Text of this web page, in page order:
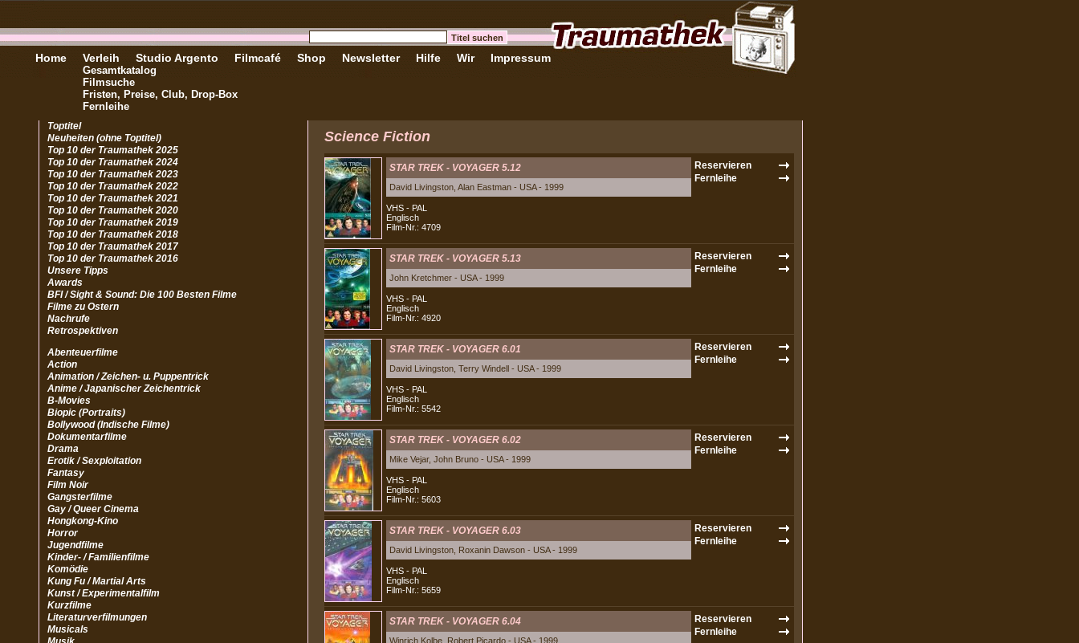
Home Verleih
Gesamtkatalog
Filmsuche
Fristen, Preise, Club, Drop-Box
Fernleihe
Studio Argento Filmcafé Shop Newsletter Hilfe Wir Impressum
Toptitel
Neuheiten (ohne Toptitel)
Top 10 der Traumathek 2025
Top 10 der Traumathek 2024
Top 10 der Traumathek 2023
Top 10 der Traumathek 2022
Top 10 der Traumathek 2021
Top 10 der Traumathek 2020
Top 10 der Traumathek 2019
Top 10 der Traumathek 2018
Top 10 der Traumathek 2017
Top 10 der Traumathek 2016
Unsere Tipps
Awards
BFI / Sight & Sound: Die 100 Besten Filme
Filme zu Ostern
Nachrufe
Retrospektiven
Abenteuerfilme
Action
Animation / Zeichen- u. Puppentrick
Anime / Japanischer Zeichentrick
B-Movies
Biopic (Portraits)
Bollywood (Indische Filme)
Dokumentarfilme
Drama
Erotik / Sexploitation
Fantasy
Film Noir
Gangsterfilme
Gay / Queer Cinema
Hongkong-Kino
Horror
Jugendfilme
Kinder- / Familienfilme
Komödie
Kung Fu / Martial Arts
Kunst / Experimentalfilm
Kurzfilme
Literaturverfilmungen
Musicals
Science Fiction
STAR TREK - VOYAGER 5.12
David Livingston, Alan Eastman - USA - 1999
VHS - PAL
Englisch
Film-Nr.: 4709
STAR TREK - VOYAGER 5.13
John Kretchmer - USA - 1999
VHS - PAL
Englisch
Film-Nr.: 4920
STAR TREK - VOYAGER 6.01
David Livingston, Terry Windell - USA - 1999
VHS - PAL
Englisch
Film-Nr.: 5542
STAR TREK - VOYAGER 6.02
Mike Vejar, John Bruno - USA - 1999
VHS - PAL
Englisch
Film-Nr.: 5603
STAR TREK - VOYAGER 6.03
David Livingston, Roxanin Dawson - USA - 1999
VHS - PAL
Englisch
Film-Nr.: 5659
STAR TREK - VOYAGER 6.04
Winrich Kolbe, Robert Picardo - USA - 1999